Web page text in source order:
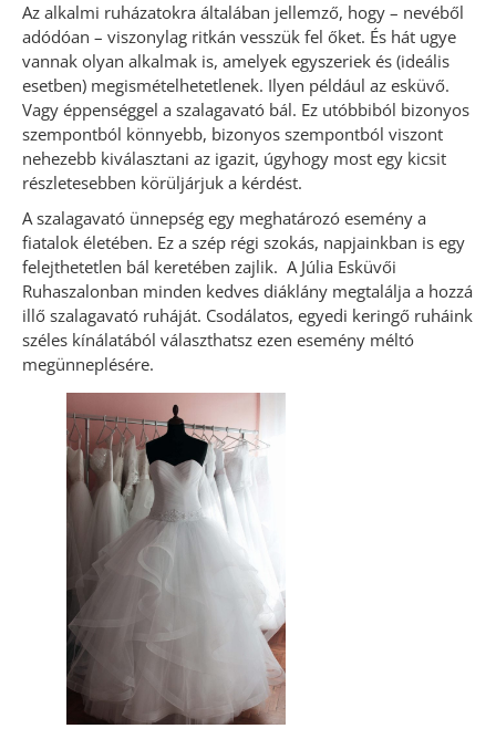
Az alkalmi ruházatokra általában jellemző, hogy – nevéből
adódóan – viszonylag ritkán vesszük fel őket. És hát ugye
vannak olyan alkalmak is, amelyek egyszeriek és (ideális
esetben) megismételhetetlenek. Ilyen például az esküvő.
Vagy éppenséggel a szalagavató bál. Ez utóbbiból bizonyos
szempontból könnyebb, bizonyos szempontból viszont
nehezebb kiválasztani az igazit, úgyhogy most egy kicsit
részletesebben körüljárjuk a kérdést.
A szalagavató ünnepség egy meghatározó esemény a
fiatalok életében. Ez a szép régi szokás, napjainkban is egy
felejthetetlen bál keretében zajlik. A Júlia Esküvői
Ruhaszalonban minden kedves diáklány megtalálja a hozzá
illő szalagavató ruháját. Csodálatos, egyedi keringő ruháink
széles kínálatából választhatsz ezen esemény méltó
megünneplésére.